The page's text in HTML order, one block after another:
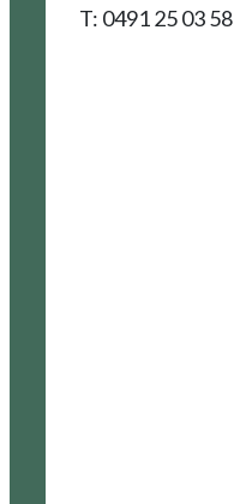
T: 0491 25 03 58